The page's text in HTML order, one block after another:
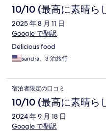
10/10 (最高に素晴ら
2025 年 8 月 11 日
Google で翻訳
Delicious food
sandra、3 泊旅行
宿泊者限定の口コミ
10/10 (最高に素晴ら
2024 年 9 月 18 日
Google で翻訳